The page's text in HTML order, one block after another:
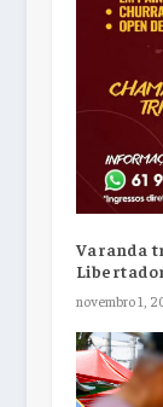
Varanda
novembro 1,